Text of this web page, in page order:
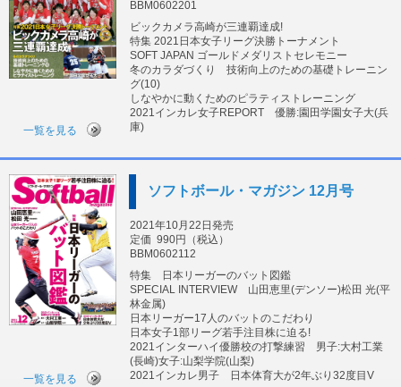
BBM0602201
ビックカメラ高崎が三連覇達成!
特集 2021日本女子リーグ決勝トーナメント
SOFT JAPAN ゴールドメダリストセレモニー
冬のカラダづくり 技術向上のための基礎トレーニン
グ(10)
しなやかに動くためのピラティストレーニング
2021インカレ女子REPORT 優勝:園田学園女子大(兵
庫)
一覧を見る
ソフトボール・マガジン 12月号
2021年10月22日発売
定価 990円（税込）
BBM0602112
特集 日本リーガーのバット図鑑
SPECIAL INTERVIEW 山田恵里(デンソー)松田 光(平
林金属)
日本リーガー17人のバットのこだわり
日本女子1部リーグ若手注目株に迫る!
2021インターハイ優勝校の打撃練習 男子:大村工業
(長崎)女子:山梨学院(山梨)
2021インカレ男子 日本体育大が2年ぶり32度目V
一覧を見る